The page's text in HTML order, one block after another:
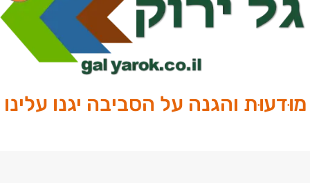
מוּדעוּת והגנה על הסביבה יגנו עלינו